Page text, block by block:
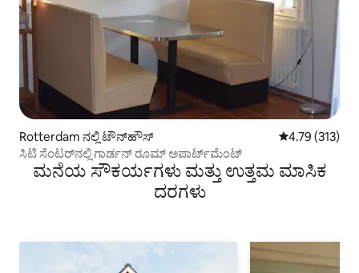
Rotterdam ನಲ್ಲಿ ಟೌನ್‌ಹೌಸ್ 5 ರಲ್ಲಿ 4.79
4.79 (313)
ಸಿಟಿ ಸೆಂಟರ್‌ನಲ್ಲಿ ಗಾರ್ಡನ್ ರೂಮ್ ಅಪಾರ್ಟ್‌ಮೆಂಟ್
ಮನೆಯ ಸೌಕರ್ಯಗಳು ಮತ್ತು ಉತ್ತಮ ಮಾಸಿಕ
ದರಗಳು